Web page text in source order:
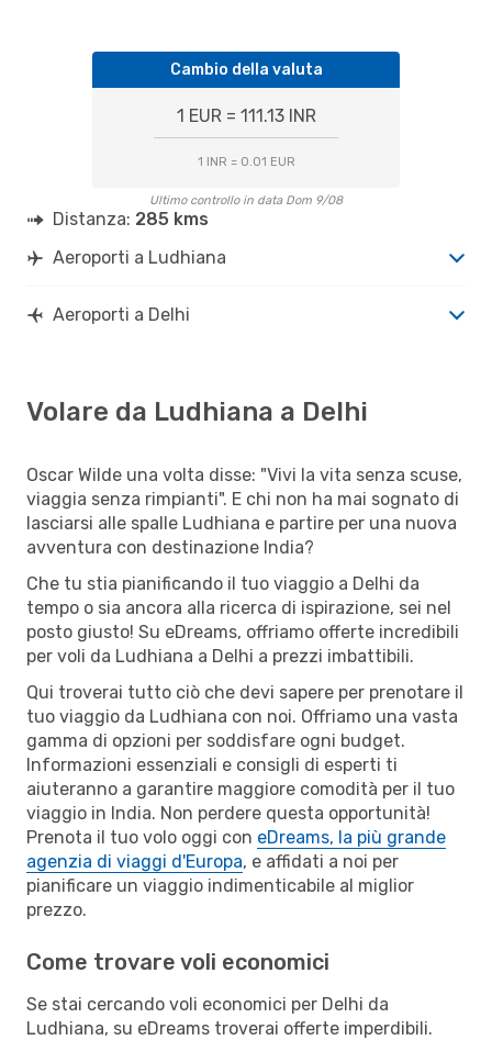
Cambio della valuta
1 EUR = 111.13 INR
1 INR = 0.01 EUR
Ultimo controllo in data Dom 9/08
Distanza: 285 kms
Aeroporti a Ludhiana
Aeroporti a Delhi
Volare da Ludhiana a Delhi
Oscar Wilde una volta disse: "Vivi la vita senza scuse,
viaggia senza rimpianti". E chi non ha mai sognato di
lasciarsi alle spalle Ludhiana e partire per una nuova
avventura con destinazione India?
Che tu stia pianificando il tuo viaggio a Delhi da
tempo o sia ancora alla ricerca di ispirazione, sei nel
posto giusto! Su eDreams, offriamo offerte incredibili
per voli da Ludhiana a Delhi a prezzi imbattibili.
Qui troverai tutto ciò che devi sapere per prenotare il
tuo viaggio da Ludhiana con noi. Offriamo una vasta
gamma di opzioni per soddisfare ogni budget.
Informazioni essenziali e consigli di esperti ti
aiuteranno a garantire maggiore comodità per il tuo
viaggio in India. Non perdere questa opportunità!
Prenota il tuo volo oggi con eDreams, la più grande
agenzia di viaggi d'Europa, e affidati a noi per
pianificare un viaggio indimenticabile al miglior
prezzo.
Come trovare voli economici
Se stai cercando voli economici per Delhi da
Ludhiana, su eDreams troverai offerte imperdibili.